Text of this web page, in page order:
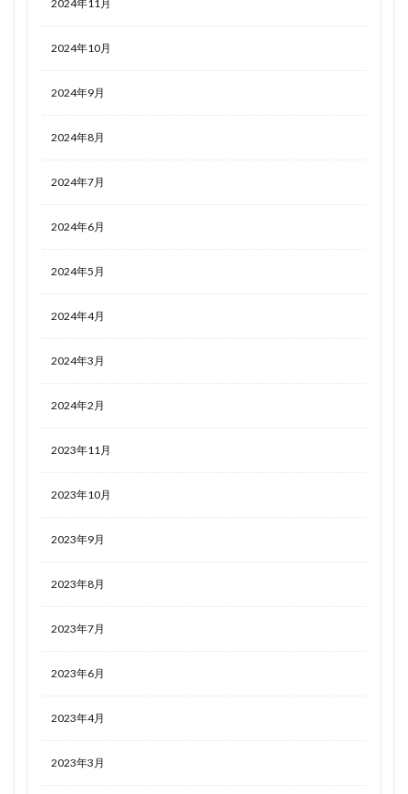
2024年11月
2024年10月
2024年9月
2024年8月
2024年7月
2024年6月
2024年5月
2024年4月
2024年3月
2024年2月
2023年11月
2023年10月
2023年9月
2023年8月
2023年7月
2023年6月
2023年4月
2023年3月